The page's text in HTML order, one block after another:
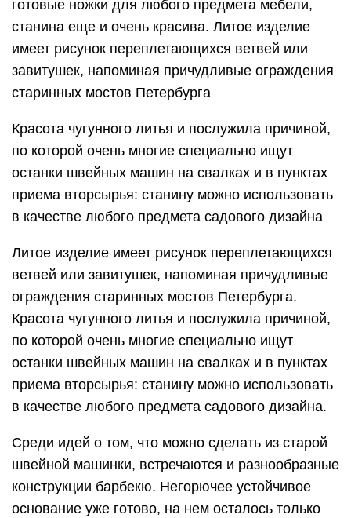
готовые ножки для любого предмета мебели,
станина еще и очень красива. Литое изделие
имеет рисунок переплетающихся ветвей или
завитушек, напоминая причудливые ограждения
старинных мостов Петербурга
Красота чугунного литья и послужила причиной,
по которой очень многие специально ищут
останки швейных машин на свалках и в пунктах
приема вторсырья: станину можно использовать
в качестве любого предмета садового дизайна
Литое изделие имеет рисунок переплетающихся
ветвей или завитушек, напоминая причудливые
ограждения старинных мостов Петербурга.
Красота чугунного литья и послужила причиной,
по которой очень многие специально ищут
останки швейных машин на свалках и в пунктах
приема вторсырья: станину можно использовать
в качестве любого предмета садового дизайна.
Среди идей о том, что можно сделать из старой
швейной машинки, встречаются и разнообразные
конструкции барбекю. Негорючее устойчивое
основание уже готово, на нем осталось только